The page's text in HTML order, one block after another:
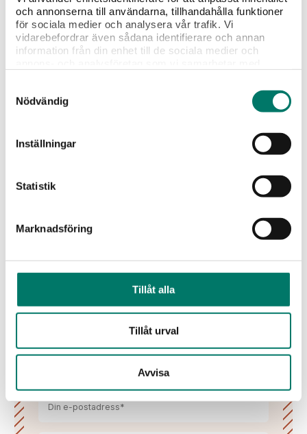
och annonserna till användarna, tillhandahålla funktioner
för sociala medier och analysera vår trafik. Vi
vidarebefordrar även sådana identifierare och annan
information från din enhet till de sociala medier och
information som du har tillhandahållit eller som de har
samlat in när du har använt deras tjänster.
Nödvändig
Inställningar
Statistik
Marknadsföring
Tillåt alla
Tillåt urval
Avvisa
Foot of Africa Chenin Blanc Box
”Mycket prisvärt" Pigg, fruktig och omåttligt populär
Välkommen till Vivas värld
nyhetsbrev fyllda med inspiration, recept, vintips
och tävlingar!